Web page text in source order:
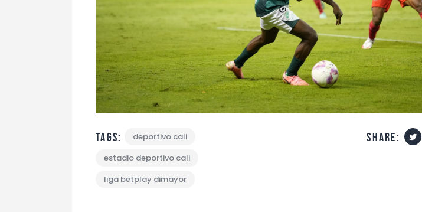
Tags:
deportivo cali
estadio deportivo cali
liga betplay dimayor
share: